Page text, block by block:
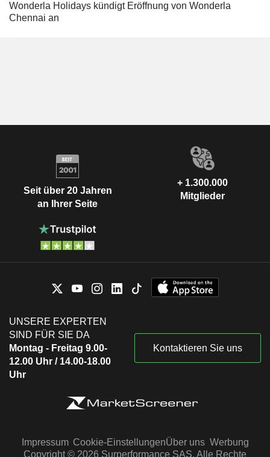
Wonderla Holidays kündigt Eröffnung von Wonderla
Chennai an
Seit über 20 Jahren
an Ihrer Seite
+ 1.300.000
Mitglieder
UNSERE EXPERTEN
SIND FÜR SIE DA
Montag - Freitag 9.00-
12.00 Uhr / 14.00-18.00
Uhr
Kontaktieren Sie uns
Impressum Cookie-EinstellungenÜber uns Werbung
Copyright © 2026 Surperformance SAS. Alle Rechte